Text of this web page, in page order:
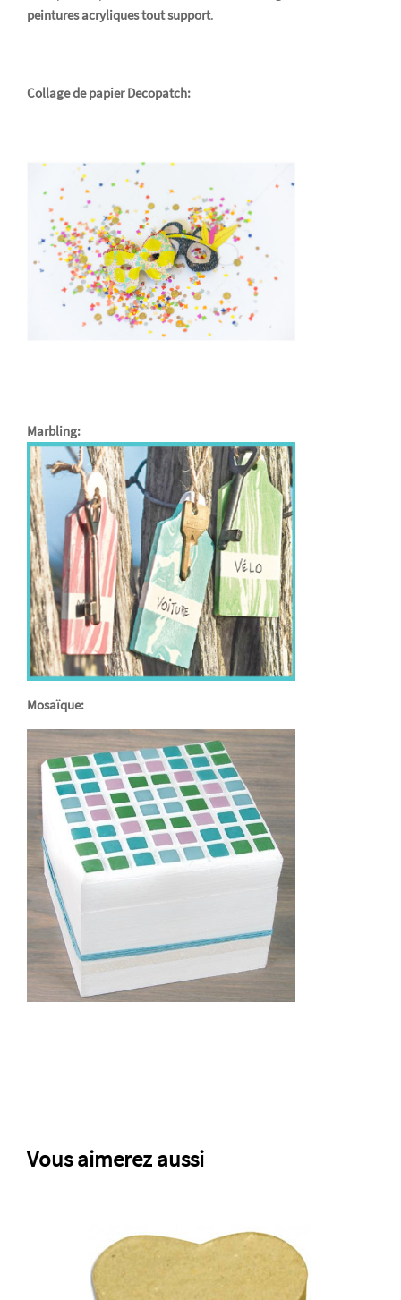
peintures acryliques tout support.
Collage de papier Decopatch:
Marbling:
Mosaïque:
Vous aimerez aussi